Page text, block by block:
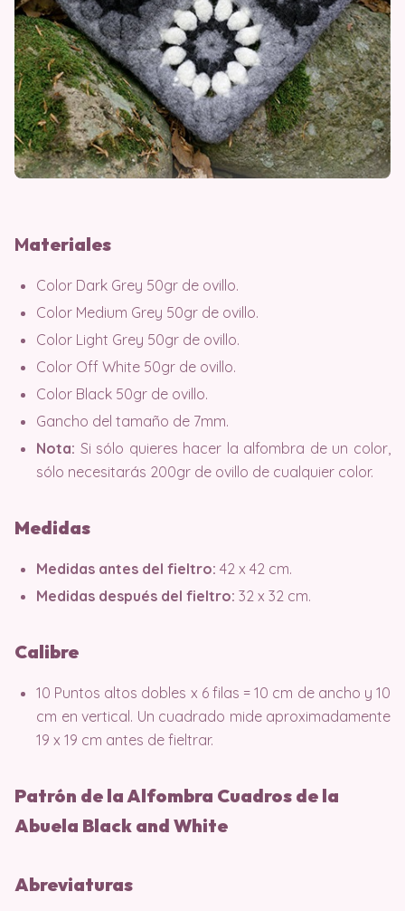
Materiales
Color Dark Grey 50gr de ovillo.
Color Medium Grey 50gr de ovillo.
Color Light Grey 50gr de ovillo.
Color Off White 50gr de ovillo.
Color Black 50gr de ovillo.
Gancho del tamaño de 7mm.
Nota: Si sólo quieres hacer la alfombra de un color,
sólo necesitarás 200gr de ovillo de cualquier color.
Medidas
Medidas antes del fieltro: 42 x 42 cm.
Medidas después del fieltro: 32 x 32 cm.
Calibre
10 Puntos altos dobles x 6 filas = 10 cm de ancho y 10
cm en vertical. Un cuadrado mide aproximadamente
19 x 19 cm antes de fieltrar.
Patrón de la Alfombra Cuadros de la
Abuela Black and White
Abreviaturas